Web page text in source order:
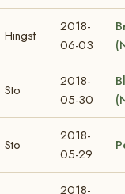
Hingst
2018-
06-03
Sto
2018-
05-30
Sto
2018-
05-29
2018-